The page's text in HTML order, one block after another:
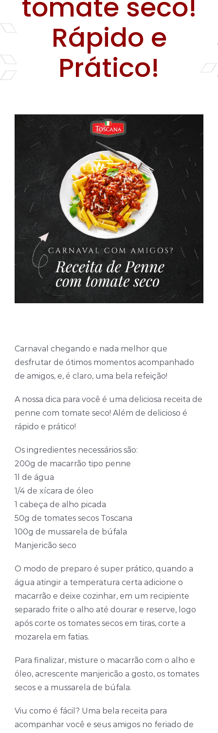
Farinhas
Palmitos
Temperos
Verduras
Rápido e
Prático!
Carnaval chegando e nada melhor que
desfrutar de ótimos momentos acompanhado
de amigos, e, é claro, uma bela refeição!
A nossa dica para você é uma deliciosa receita de
penne com tomate seco! Além de delicioso é
rápido e prático!
Os ingredientes necessários são:
200g de macarrão tipo penne
1l de água
1/4 de xícara de óleo
1 cabeça de alho picada
50g de tomates secos Toscana
100g de mussarela de búfala
Manjericão seco
O modo de preparo é super prático, quando a
água atingir a temperatura certa adicione o
macarrão e deixe cozinhar, em um recipiente
separado frite o alho até dourar e reserve, logo
após corte os tomates secos em tiras, corte a
mozarela em fatias.
Para finalizar, misture o macarrão com o alho e
óleo, acrescente manjericão a gosto, os tomates
secos e a mussarela de búfala.
Viu como é fácil? Uma bela receita para
acompanhar você e seus amigos no feriado de